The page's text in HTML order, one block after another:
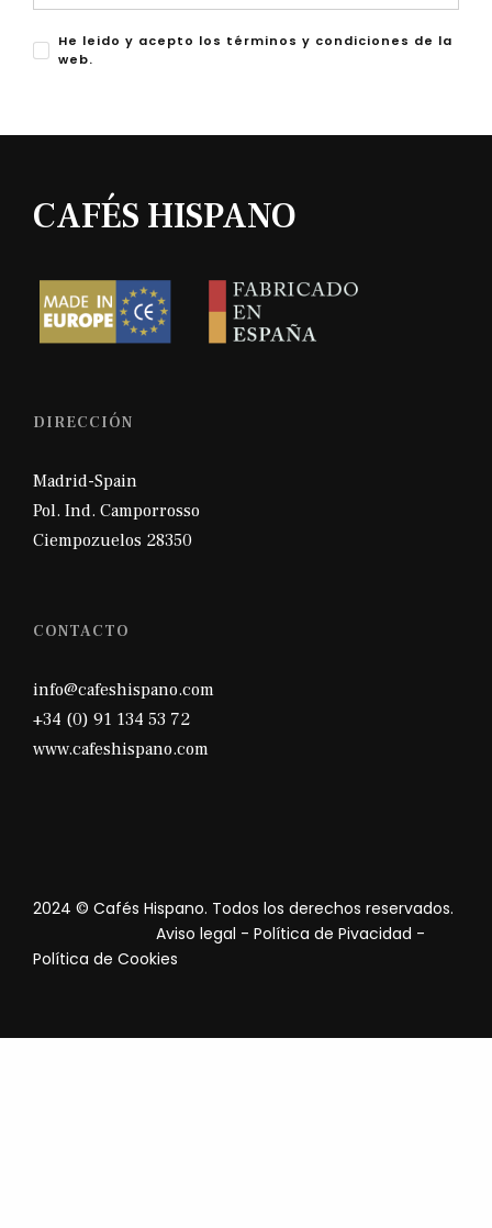
He leido y acepto los términos y condiciones de la
web.
CAFÉS HISPANO
DIRECCIÓN
Madrid-Spain
Pol. Ind. Camporrosso
Ciempozuelos 28350
CONTACTO
info@cafeshispano.com
+34 (0) 91 134 53 72
www.cafeshispano.com
2024 © Cafés Hispano. Todos los derechos reservados.
Aviso legal - Política de Pivacidad -
Política de Cookies